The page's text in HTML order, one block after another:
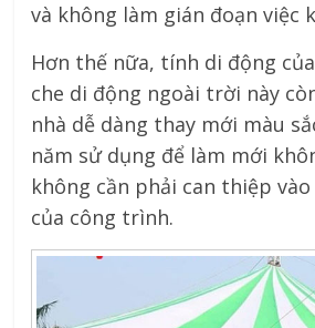
và không làm gián đoạn việc
Hơn thế nữa, tính di động
che di động ngoài trời này
nhà dễ dàng thay mới màu
năm sử dụng để làm mới
không cần phải can thiệp
của công trình.